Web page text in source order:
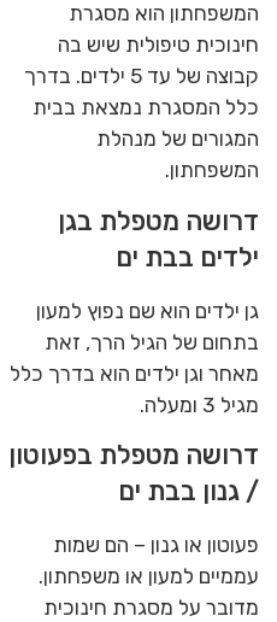
המשפחתון הוא מסגרת
חינוכית טיפולית שיש בה
קבוצה של עד 5 ילדים. בדרך
כלל המסגרת נמצאת בבית
המגורים של מנהלת
המשפחתון.
דרושה מטפלת בגן
ילדים בבת ים
גן ילדים הוא שם נפוץ למעון
בתחום של הגיל הרך, זאת
מאחר וגן ילדים הוא בדרך כלל
מגיל 3 ומעלה.
דרושה מטפלת בפעוטון
/ גנון בבת ים
פעוטון או גנון – הם שמות
עממיים למעון או משפחתון.
מדובר על מסגרת חינוכית